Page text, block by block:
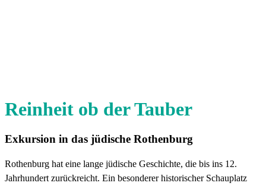
Reinheit ob der Tauber
Exkursion in das jüdische Rothenburg
Rothenburg hat eine lange jüdische Geschichte, die bis ins 12.
Jahrhundert zurückreicht. Ein besonderer historischer Schauplatz